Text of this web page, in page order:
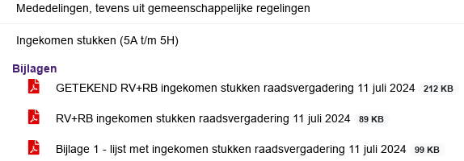
Mededelingen, tevens uit gemeenschappelijke regelingen
Ingekomen stukken (5A t/m 5H)
Bijlagen
GETEKEND RV+RB ingekomen stukken raadsvergadering 11 juli 2024
212 KB
RV+RB ingekomen stukken raadsvergadering 11 juli 2024 89 KB
Bijlage 1 - lijst met ingekomen stukken raadsvergadering 11 juli 2024 99 KB